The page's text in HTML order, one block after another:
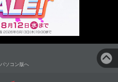
パソコン版へ